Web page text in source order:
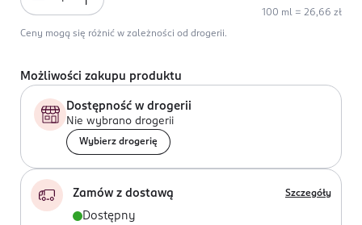
100 ml = 26,66 zł
Ceny mogą się różnić w zależności od drogerii.
Możliwości zakupu produktu
Dostępność w drogerii
Nie wybrano drogerii
Wybierz drogerię
Zamów z dostawą Szczegóły
Dostępny